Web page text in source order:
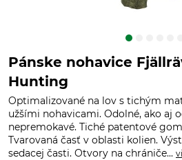
Pánske nohavice
Hunting
Optimalizované na lov s tichým
užšími nohavicami. Odolné, ako aj
nepremokavé. Tiché patentové
Tvarovaná časť v oblasti kolien.
sedacej časti. Otvory na chrániče...